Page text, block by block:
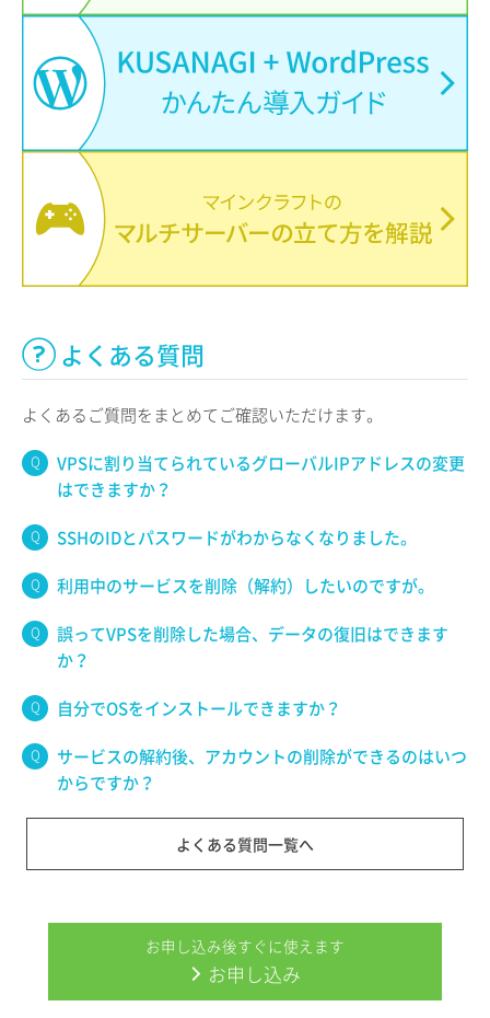
よくある質問
よくあるご質問をまとめてご確認いただけます。
VPSに割り当てられているグローバルIPアドレスの変更
はできますか？
SSHのIDとパスワードがわからなくなりました。
利用中のサービスを削除（解約）したいのですが。
誤ってVPSを削除した場合、データの復旧はできます
か？
自分でOSをインストールできますか？
サービスの解約後、アカウントの削除ができるのはいつ
からですか？
よくある質問一覧へ
お申し込み後すぐに使えます
お申し込み